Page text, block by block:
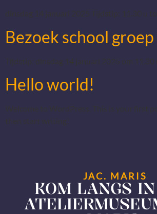
Bezoek school groep
Hello world!
JAC. MARIS
KOM LANGS